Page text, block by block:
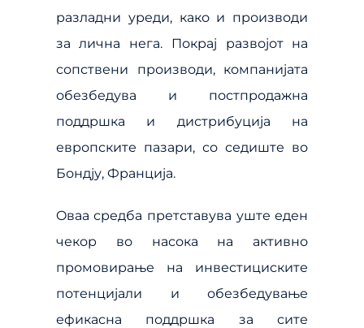
разладни уреди, како и производи
за лична нега. Покрај развојот на
сопствени производи, компанијата
обезбедува и постпродажна
поддршка и дистрибуција на
европските пазари, со седиште во
Бондју, Франција.
Oваа средба претставува уште еден
чекор во насока на активно
промовирање на инвестициските
потенцијали и обезбедување
ефикасна поддршка за сите